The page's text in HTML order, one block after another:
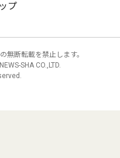
プ
無断転載を禁止します。
SHA CO.,LTD.